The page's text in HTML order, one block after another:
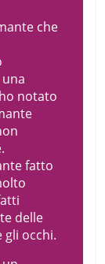
che
notato
fatto
delle
occhi.